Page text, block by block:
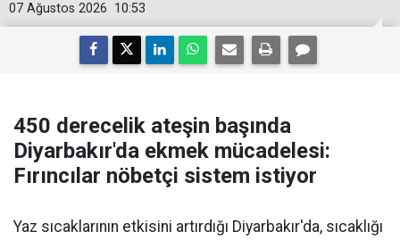
10:53
07 Ağustos 2026
450 derecelik ateşin başında
Diyarbakır'da ekmek mücadelesi:
Fırıncılar nöbetçi sistem istiyor
Yaz sıcaklarının etkisini artırdığı Diyarbakır'da, sıcaklığı